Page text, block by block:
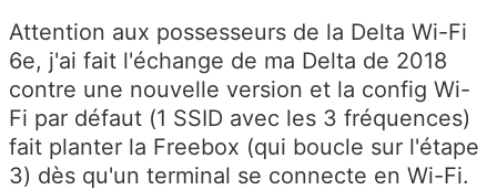
Attention aux possesseurs de la Delta Wi-Fi
6e, j'ai fait l'échange de ma Delta de 2018
contre une nouvelle version et la config Wi-
Fi par défaut (1 SSID avec les 3 fréquences)
fait planter la Freebox (qui boucle sur l'étape
3) dès qu'un terminal se connecte en Wi-Fi.